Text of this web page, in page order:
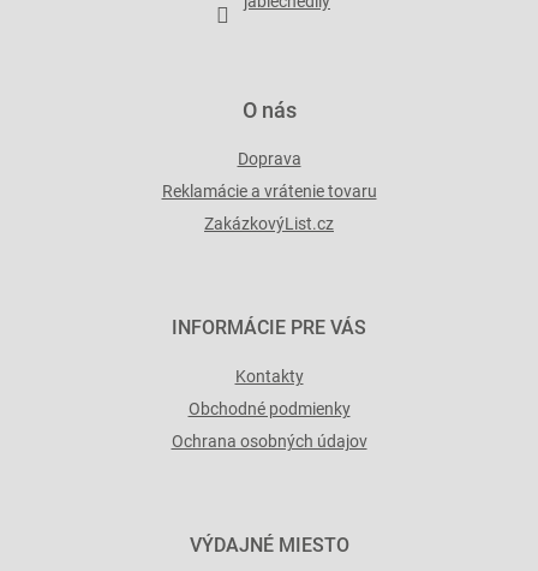
i
u
O nás
Doprava
Reklamácie a vrátenie tovaru
ZakázkovýList.cz
INFORMÁCIE PRE VÁS
Kontakty
Obchodné podmienky
Ochrana osobných údajov
VÝDAJNÉ MIESTO